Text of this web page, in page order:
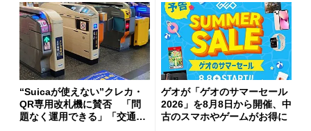
“Suicaが使えない”クレカ・
QR専用改札機に賛否 「問
題なく運用できる」「交通系I
ゲオが「ゲオのサマーセール
2026」を8月8日から開催、中
古のスマホやゲームがお得に